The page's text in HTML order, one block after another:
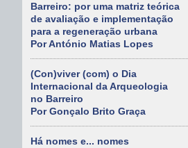
Barreiro: por uma matriz teórica
de avaliação e implementação
para a regeneração urbana
Por António Matias Lopes
(Con)viver (com) o Dia
Internacional da Arqueologia
no Barreiro
Por Gonçalo Brito Graça
Há nomes e... nomes